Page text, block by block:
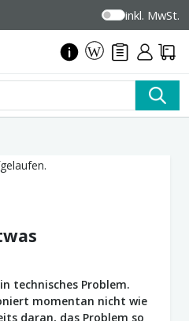
inkl. MwSt.
technisches Problem.
momentan nicht wie
daran, das Problem so